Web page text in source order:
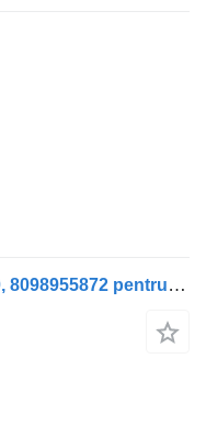
Scania Coloană de direcție R500, 8098955872 pentru camion Scania R500